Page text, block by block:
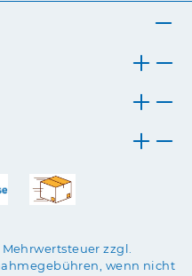
zzgl.
wenn nicht